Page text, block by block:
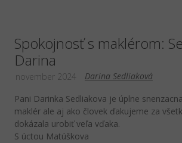
Spokojnosť s maklérom:
Darina
Darina Sedliaková
november 2024
Pani Darinka Sedliakova je úplne
maklér ale aj ako človek ďakujeme za
dokázala urobiť veľa vďaka.
S úctou Matúškova